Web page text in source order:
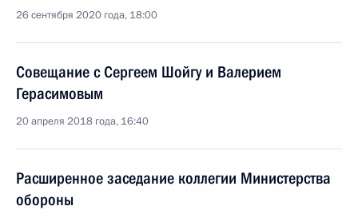
26 сентября 2020 года, 18:00
Совещание с Сергеем Шойгу и Валерием
Герасимовым
20 апреля 2018 года, 16:40
Расширенное заседание коллегии Министерства
обороны